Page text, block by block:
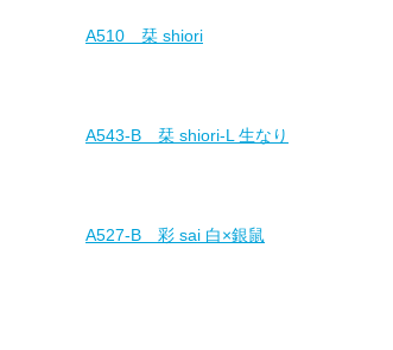
A510 栞 shiori
A543-B 栞 shiori-L 生なり
A527-B 彩 sai 白×銀鼠